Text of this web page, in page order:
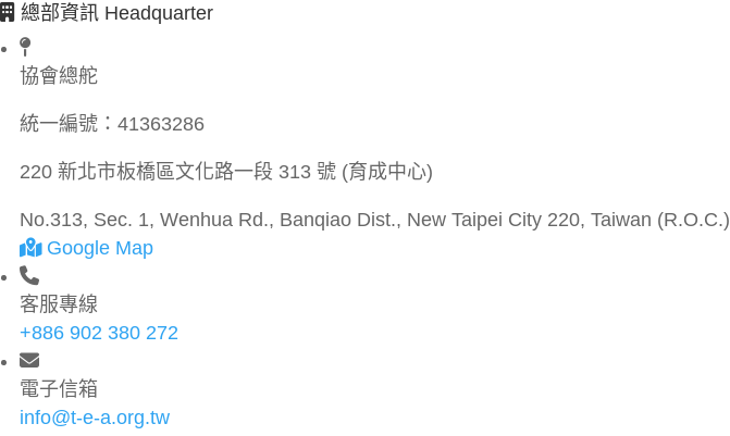
總部資訊 Headquarter
協會總舵
統一編號： 41363286
220 新北市板橋區文化路一段 313 號 (育成中心)
No.313, Sec. 1, Wenhua Rd., Banqiao Dist., New Taipei City 220, Taiwan (R.O.C.)
Google Map
客服專線
+886 902 380 272
電子信箱
info@t-e-a.org.tw